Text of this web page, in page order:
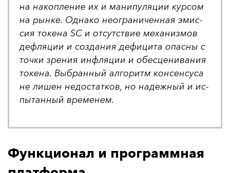
на на­коп­ле­ние их и ма­ни­пу­ля­ции кур­сом
на рын­ке. Од­на­ко не­ог­ра­ни­чен­ная эмис­
сия то­ке­на SC и от­сутс­твие ме­ха­низ­мов
деф­ля­ции и соз­да­ния де­фи­ци­та опас­ны с
точ­ки зре­ния ин­фля­ции и обес­це­ни­ва­ния
то­ке­на. Выб­ран­ный ал­го­ритм кон­сен­су­са
не ли­шен не­дос­тат­ков, но на­деж­ный и ис­
пы­тан­ный вре­ме­нем.
Функционал и программная